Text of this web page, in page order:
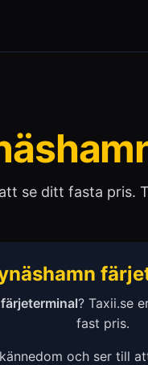
se ditt fasta pris.
? Taxii.se
fast pris.
och ser till